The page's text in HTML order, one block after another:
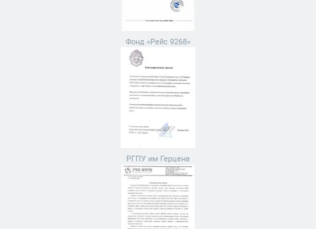
Фонд «Рейс 9268»
РГПУ им Герцена